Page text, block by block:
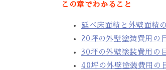
この章でわかること
延べ床面積と外壁面積
20坪の外壁塗装費用の
30坪の外壁塗装費用の
40坪の外壁塗装費用の